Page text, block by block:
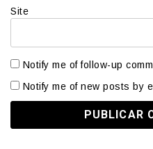
Site
Notify me of follow-up
Notify me of new posts by